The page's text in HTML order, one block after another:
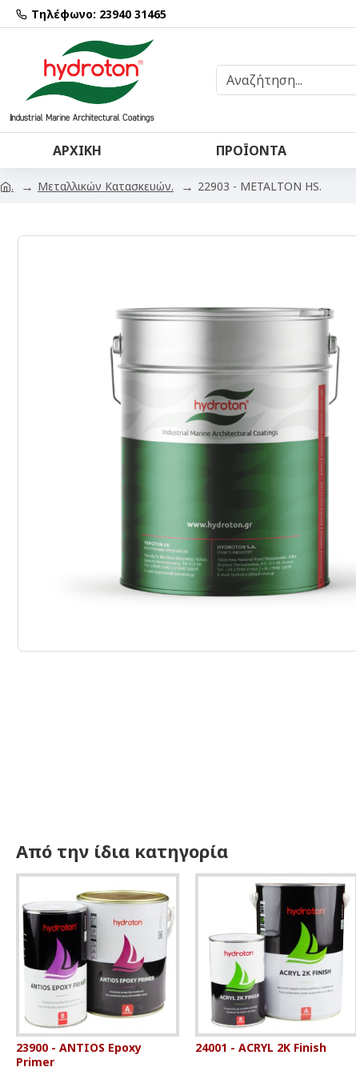
Τηλέφωνο: 23940 31465
ΑΡΧΙΚΉ ΠΡΟΪΌΝΤΑ
. Μεταλλικών Κατασκευών. 22903 - METALTON HS.
Από την ίδια κατηγορία
23900 - ANTIOS Epoxy
Primer
24001 - ACRYL 2K Finish